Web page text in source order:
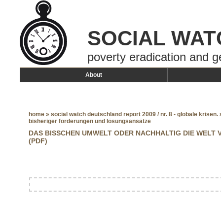
SOCIAL
poverty eradication and
About
home » social watch deutschland report 2009 / nr. 8 - globale
bisheriger forderungen und lösungsansätze
DAS BISSCHEN UMWELT ODER NACHHALTIG DIE
(PDF)